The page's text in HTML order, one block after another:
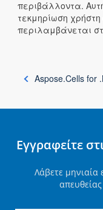
περιβάλλοντα.
τεκμηρίωση
περιλαμβάνεται
Aspose.Cells for
Εγγραφείτε
Λάβετε μηνιαία